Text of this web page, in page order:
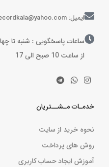
خدمـات مـشــتریان
نحوه خرید از سایت
روش های پرداخت
آموزش ایجاد حساب کاربری
ایمیل: recordkala@yahoo.com
از ساعت 10 صبح الی 17